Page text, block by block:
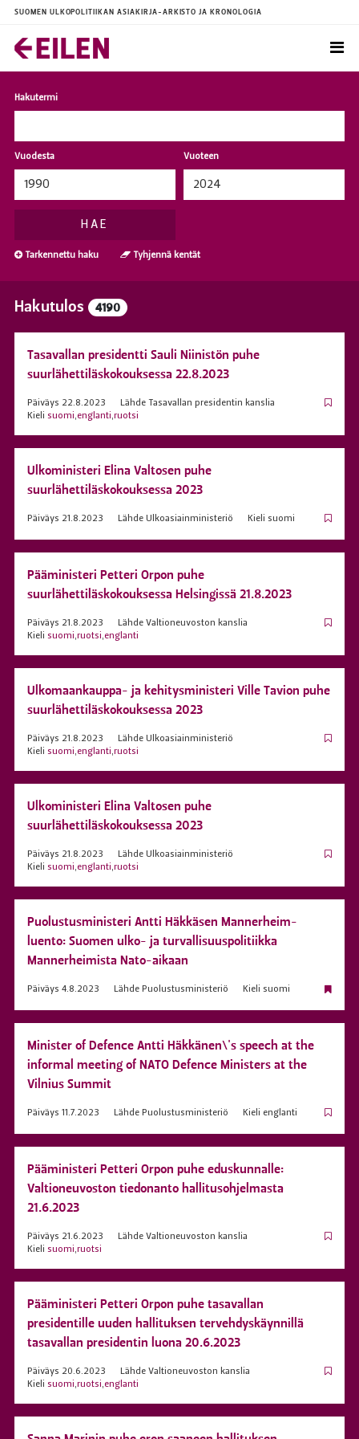
SUOMEN ULKOPOLITIIKAN ASIAKIRJA-ARKISTO JA KRONOLOGIA
Hakutermi
Vuodesta Vuoteen
HAE
Tarkennettu haku Tyhjennä kentät
Hakutulos 4190
Tasavallan presidentti Sauli Niinistön puhe
suurlähettiläskokouksessa 22.8.2023
Päiväys 22.8.2023 LähdeTasavallan presidentin kanslia
Kieli suomi,englanti,ruotsi
Ulkoministeri Elina Valtosen puhe
suurlähettiläskokouksessa 2023
Päiväys 21.8.2023 LähdeUlkoasiainministeriö Kieli suomi
Pääministeri Petteri Orpon puhe
suurlähettiläskokouksessa Helsingissä 21.8.2023
Päiväys 21.8.2023 LähdeValtioneuvoston kanslia
Kieli suomi,ruotsi,englanti
Ulkomaankauppa- ja kehitysministeri Ville Tavion puhe
suurlähettiläskokouksessa 2023
Päiväys 21.8.2023 LähdeUlkoasiainministeriö
Kieli suomi,englanti,ruotsi
Ulkoministeri Elina Valtosen puhe
suurlähettiläskokouksessa 2023
Päiväys 21.8.2023 LähdeUlkoasiainministeriö
Kieli suomi,englanti,ruotsi
Puolustusministeri Antti Häkkäsen Mannerheim-
luento: Suomen ulko- ja turvallisuuspolitiikka
Mannerheimista Nato-aikaan
Päiväys 4.8.2023 LähdePuolustusministeriö Kieli suomi
Minister of Defence Antti Häkkänen\'s speech at the
informal meeting of NATO Defence Ministers at the
Vilnius Summit
Päiväys 11.7.2023 LähdePuolustusministeriö Kieli englanti
Pääministeri Petteri Orpon puhe eduskunnalle:
Valtioneuvoston tiedonanto hallitusohjelmasta
21.6.2023
Päiväys 21.6.2023 LähdeValtioneuvoston kanslia
Kieli suomi,ruotsi
Pääministeri Petteri Orpon puhe tasavallan
presidentille uuden hallituksen tervehdyskäynnillä
tasavallan presidentin luona 20.6.2023
Päiväys 20.6.2023 LähdeValtioneuvoston kanslia
Kieli suomi,ruotsi,englanti